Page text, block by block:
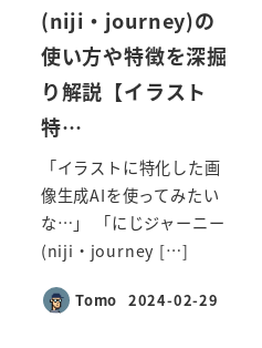
(niji・journey)の
使い方や特徴を深掘
り解説【イラスト
特…
「イラストに特化した画
像生成AIを使ってみたい
な…」 「にじジャーニー
(niji・journey […]
Tomo
投稿日
2024-02-29